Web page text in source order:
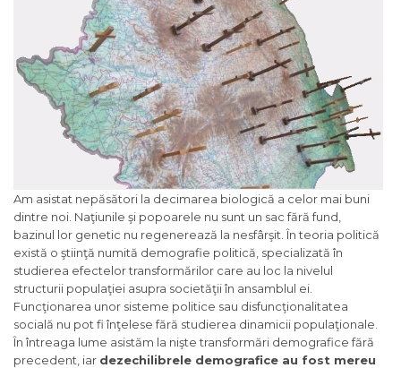
Am asistat nepăsători la decimarea biologică a celor mai buni
dintre noi. Naţiunile şi popoarele nu sunt un sac fără fund,
bazinul lor genetic nu regenerează la nesfârşit. În teoria politică
există o ştiinţă numită demografie politică, specializată în
studierea efectelor transformărilor care au loc la nivelul
structurii populaţiei asupra societăţii în ansamblul ei.
Funcţionarea unor sisteme politice sau disfuncţionalitatea
socială nu pot fi înţelese fără studierea dinamicii populaţionale.
În întreaga lume asistăm la nişte transformări demografice fără
precedent, iar dezechilibrele demografice au fost mereu